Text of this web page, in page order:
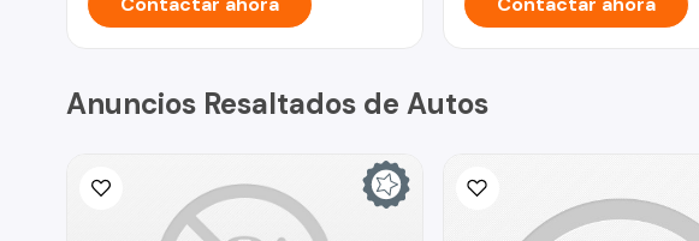
Anuncios Resaltados de Autos